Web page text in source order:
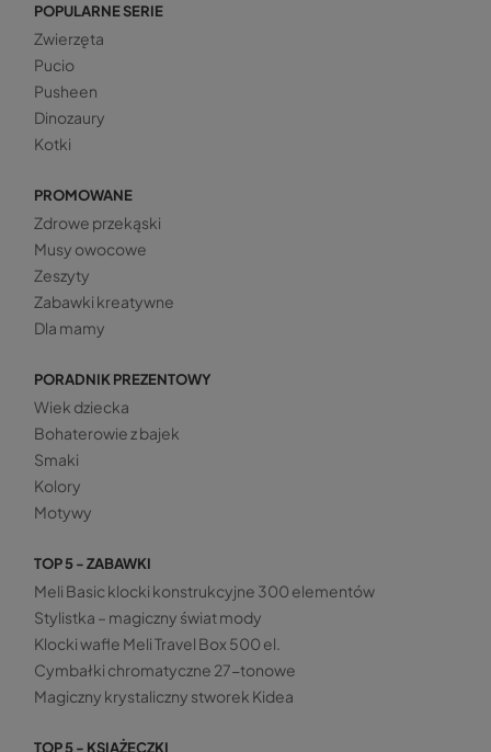
POPULARNE SERIE
Zwierzęta
Pucio
Pusheen
Dinozaury
Kotki
PROMOWANE
Zdrowe przekąski
Musy owocowe
Zeszyty
Zabawki kreatywne
Dla mamy
PORADNIK PREZENTOWY
Wiek dziecka
Bohaterowie z bajek
Smaki
Kolory
Motywy
TOP 5 - ZABAWKI
Meli Basic klocki konstrukcyjne 300 elementów
Stylistka – magiczny świat mody
Klocki wafle Meli Travel Box 500 el.
Cymbałki chromatyczne 27-tonowe
Magiczny krystaliczny stworek Kidea
TOP 5 - KSIĄŻECZKI